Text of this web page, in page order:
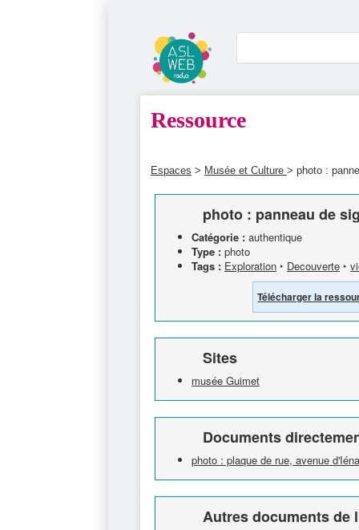
Ressource
Espaces > Musée et Culture > photo :
photo : panneau de
Catégorie : authentique
Type : photo
Tags : Exploration ‣ Decouverte ‣
Télécharger la
Sites
musée Guimet
Documents
photo : plaque de rue, avenue d'Iéna
Autres documents de